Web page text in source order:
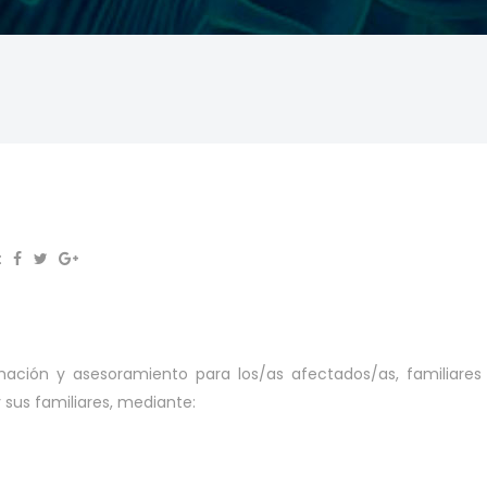
y asesoramiento para los/as afectados/as,
familiares, mediante: